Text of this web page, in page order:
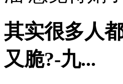
其实很多人
又脆?-九...